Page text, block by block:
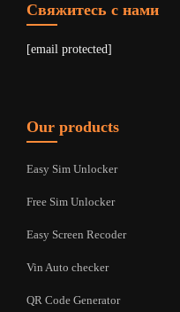
Свяжитесь с нами
[email protected]
Our products
Easy Sim Unlocker
Free Sim Unlocker
Easy Screen Recoder
Vin Auto checker
QR Code Generator